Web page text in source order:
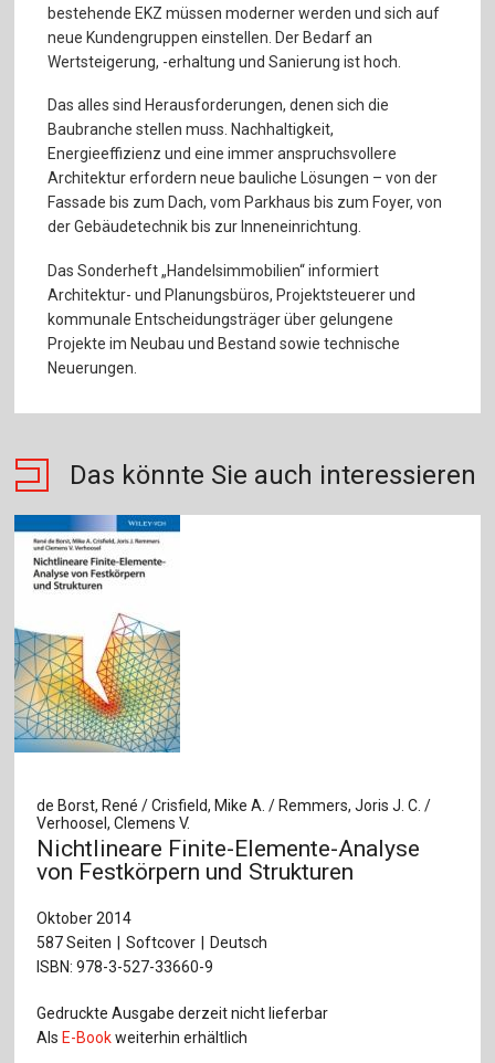
bestehende EKZ müssen moderner werden und sich auf
neue Kundengruppen einstellen. Der Bedarf an
Wertsteigerung, -erhaltung und Sanierung ist hoch.
Das alles sind Herausforderungen, denen sich die
Baubranche stellen muss. Nachhaltigkeit,
Energieeffizienz und eine immer anspruchsvollere
Architektur erfordern neue bauliche Lösungen – von der
Fassade bis zum Dach, vom Parkhaus bis zum Foyer, von
der Gebäudetechnik bis zur Inneneinrichtung.
Das Sonderheft „Handelsimmobilien“ informiert
Architektur- und Planungsbüros, Projektsteuerer und
kommunale Entscheidungsträger über gelungene
Projekte im Neubau und Bestand sowie technische
Neuerungen.
Das könnte Sie auch interessieren
de Borst, René / Crisfield, Mike A. / Remmers, Joris J. C. /
Verhoosel, Clemens V.
Nichtlineare Finite-Elemente-Analyse
von Festkörpern und Strukturen
Oktober 2014
587 Seiten
Softcover
Deutsch
ISBN: 978-3-527-33660-9
Gedruckte Ausgabe derzeit nicht lieferbar
Als E-Bookweiterhin erhältlich